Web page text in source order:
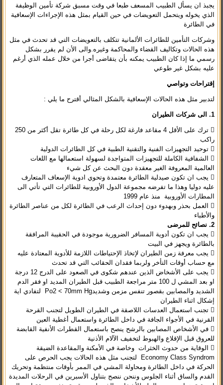
يجبذ ان يسأل الطبيب المسعف طبعا في وقت مسبق شركة تأمين الوظيفة
الذي يخوله ويتحمل التعويضات في حين القيام بمثل هذه الإجراءات الإسعافية
في الطائرة
وشركات التأمين للطائرات الألمانية تتكلف بالتعويضات التي قد تحدث في مثل
هذه الحالات وتكاليف القضاء والمحاكمة وغيره.والى الأن لم يقرر بشكل
رسمي ما إذا كان الطبيب يمكنه بأن يتقاضى أجرا من خلال عمله الذي أرغم
عليه بشكل غير طوعي
إقتراحات وتواصي
لتدبير مثل هذه الحالات الإسعافية بالشكل المثالي أقترح ما يلي :
1. الى شركات الطيران
 ترك على الأقل 4 مقاعد فارغة لكل رحلة في كل طائرة تقل أكثر من 250
راكب
 توحيد التجهيزات الفنية والتقنية الطبية في كل الطائرات الدولية
 الشفافية الكاملة للتجهيزات المتواجدة لسهولة استعمالها مع اللغات
العالمية المعروفة الغير معقدة دون البحث عن كل شيء
 يجب ان تكون صيدلية الطائرة معتمدة وتحوي ادوية الإسعاف المتعارف
عليه دوليا وهذا ما تفرضه مجموعة الدول الأوروبية للطائرات التي تأتي الى
المطارات الأوروبية منذ عام 1999
 العمل بحذر وبهدوء دون إحداث الرعب في الطائرة لكل من عناصر الطائرة
والأطباء
2. نصائح للمرضى
 يجب ان تكون أدوية المسافر الضرورية موجودة في الحقيبة المرافقة
بالطائرة ويجهز في البيت
 يجب معرفة زمن الطيران لإتخاذ الإحتياطات اللازمة للأدوية المعتادة عليه
مع حساب أوقات التأخر ولربما فقدان الحقائب التي قد تحدث
 يجب على الأشخاض الذين عندهم شكوى في الصعود على الدرج 12 درجة
او بعد المشي ل 100 متر مراجعة الطبيب قبل الطيران المديد او فقر الدم
الشديد والمصابين بقصور تنفس مزمن وشديدPo2 < 70mm Hg لتفادي اية
إشكال اثناء الطيران
 تجنب استعمال العدسات اللاصقة في الطيران الطويل لتجنب القرحة
القرنية في الأجواء الجافة في داخل الطائرة واستعمال أغطية العين
 في الأشخاص المصابين بالرشح ينصح باستعمال القطرات الأنفية القابضة
للعروق قبل الإقلاع والهبوط لتخفيف الآلام الأذنية
 الوقاية من حدوث الخثرات وخاصة في الأمكنة والمقاعدة الضيقة
Economy Class Syndrom لتجنب مثل هذه الحالات يجب الحرص على
الحركة في داخل الطائرة ومحاولة المشي في الممر بأوقات منتظمة وتحريك
القدم والساق أثناء الجلوس وننحن ننصح بتناول الأسبرين في الرحلات المديدة